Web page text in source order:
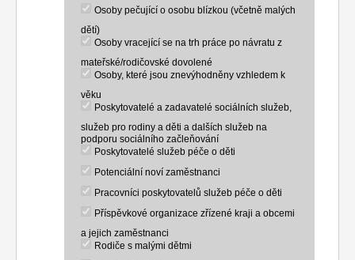
Osoby pečující o osobu blízkou (včetně malých
dětí)
Osoby vracející se na trh práce po návratu z
mateřské/rodičovské dovolené
Osoby, které jsou znevýhodněny vzhledem k
věku
Poskytovatelé a zadavatelé sociálních služeb,
služeb pro rodiny a děti a dalších služeb na
podporu sociálního začleňování
Poskytovatelé služeb péče o děti
Potenciální noví zaměstnanci
Pracovníci poskytovatelů služeb péče o děti
Příspěvkové organizace zřízené kraji a obcemi
a jejich zaměstnanci
Rodiče s malými dětmi